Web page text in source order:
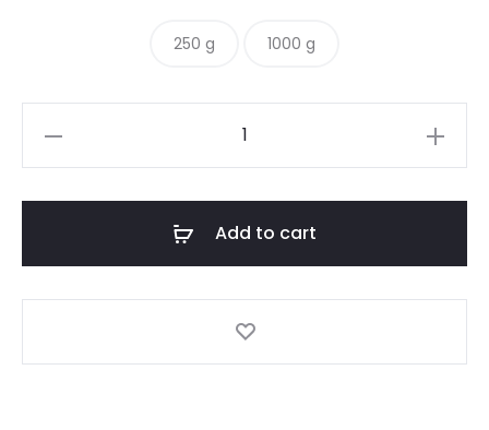
250 g 1000 g
Add to cart